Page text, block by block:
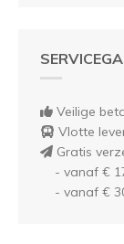
Veilige
Vlotte
Gratis
- vanaf €
- vanaf €